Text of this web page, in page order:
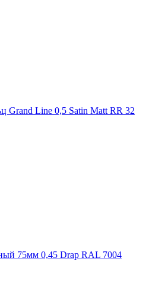
Grand Line 0,5 Satin Matt RR 32
75мм 0,45 Drap RAL 7004